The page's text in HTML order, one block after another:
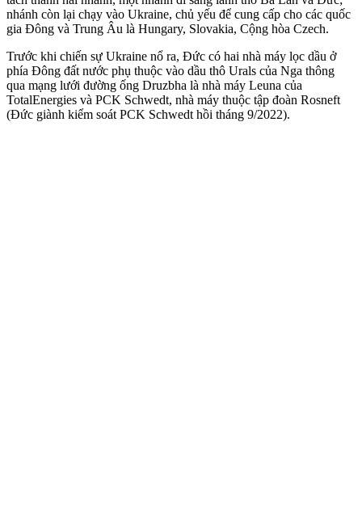
nhánh còn lại chạy vào Ukraine, chủ yếu để cung cấp cho các quốc
gia Đông và Trung Âu là Hungary, Slovakia, Cộng hòa Czech.
Trước khi chiến sự Ukraine nổ ra, Đức có hai nhà máy lọc dầu ở
phía Đông đất nước phụ thuộc vào dầu thô Urals của Nga thông
qua mạng lưới đường ống Druzbha là nhà máy Leuna của
TotalEnergies và PCK Schwedt, nhà máy thuộc tập đoàn Rosneft
(Đức giành kiểm soát PCK Schwedt hồi tháng 9/2022).